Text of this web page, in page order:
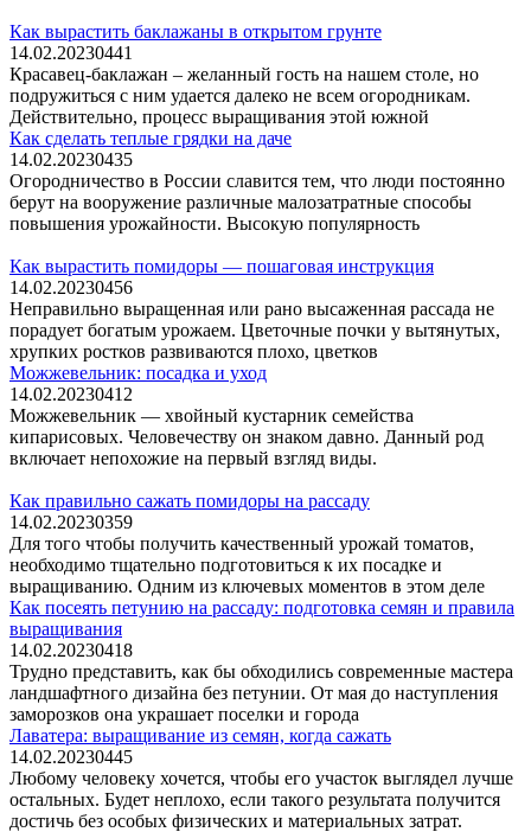
Как вырастить баклажаны в открытом грунте
14.02.20230441
Красавец-баклажан – желанный гость на нашем столе, но
подружиться с ним удается далеко не всем огородникам.
Действительно, процесс выращивания этой южной
Как сделать теплые грядки на даче
14.02.20230435
Огородничество в России славится тем, что люди постоянно
берут на вооружение различные малозатратные способы
повышения урожайности. Высокую популярность
Как вырастить помидоры — пошаговая инструкция
14.02.20230456
Неправильно выращенная или рано высаженная рассада не
порадует богатым урожаем. Цветочные почки у вытянутых,
хрупких ростков развиваются плохо, цветков
Можжевельник: посадка и уход
14.02.20230412
Можжевельник — хвойный кустарник семейства
кипарисовых. Человечеству он знаком давно. Данный род
включает непохожие на первый взгляд виды.
Как правильно сажать помидоры на рассаду
14.02.20230359
Для того чтобы получить качественный урожай томатов,
необходимо тщательно подготовиться к их посадке и
выращиванию. Одним из ключевых моментов в этом деле
Как посеять петунию на рассаду: подготовка семян и правила
выращивания
14.02.20230418
Трудно представить, как бы обходились современные мастера
ландшафтного дизайна без петунии. От мая до наступления
заморозков она украшает поселки и города
Лаватера: выращивание из семян, когда сажать
14.02.20230445
Любому человеку хочется, чтобы его участок выглядел лучше
остальных. Будет неплохо, если такого результата получится
достичь без особых физических и материальных затрат.